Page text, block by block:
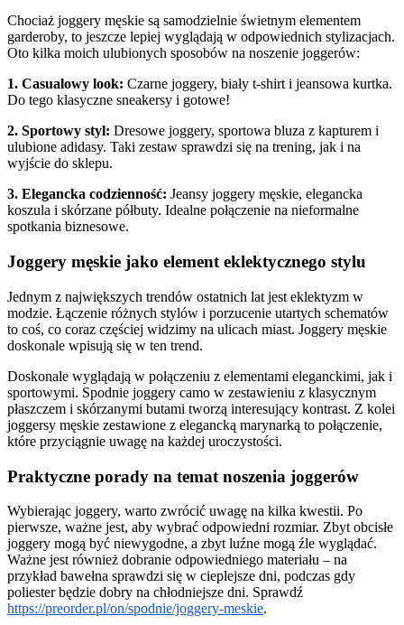
Chociaż joggery męskie są samodzielnie świetnym elementem
garderoby, to jeszcze lepiej wyglądają w odpowiednich stylizacjach.
Oto kilka moich ulubionych sposobów na noszenie joggerów:
1. Casualowy look: Czarne joggery, biały t-shirt i jeansowa kurtka.
Do tego klasyczne sneakersy i gotowe!
2. Sportowy styl: Dresowe joggery, sportowa bluza z kapturem i
ulubione adidasy. Taki zestaw sprawdzi się na trening, jak i na
wyjście do sklepu.
3. Elegancka codzienność: Jeansy joggery męskie, elegancka
koszula i skórzane półbuty. Idealne połączenie na nieformalne
spotkania biznesowe.
Joggery męskie jako element eklektycznego stylu
Jednym z największych trendów ostatnich lat jest eklektyzm w
modzie. Łączenie różnych stylów i porzucenie utartych schematów
to coś, co coraz częściej widzimy na ulicach miast. Joggery męskie
doskonale wpisują się w ten trend.
Doskonale wyglądają w połączeniu z elementami eleganckimi, jak i
sportowymi. Spodnie joggery camo w zestawieniu z klasycznym
płaszczem i skórzanymi butami tworzą interesujący kontrast. Z kolei
joggersy męskie zestawione z elegancką marynarką to połączenie,
które przyciągnie uwagę na każdej uroczystości.
Praktyczne porady na temat noszenia joggerów
Wybierając joggery, warto zwrócić uwagę na kilka kwestii. Po
pierwsze, ważne jest, aby wybrać odpowiedni rozmiar. Zbyt obcisłe
joggery mogą być niewygodne, a zbyt luźne mogą źle wyglądać.
Ważne jest również dobranie odpowiedniego materiału – na
przykład bawełna sprawdzi się w cieplejsze dni, podczas gdy
poliester będzie dobry na chłodniejsze dni. Sprawdź
https://preorder.pl/on/spodnie/joggery-meskie.